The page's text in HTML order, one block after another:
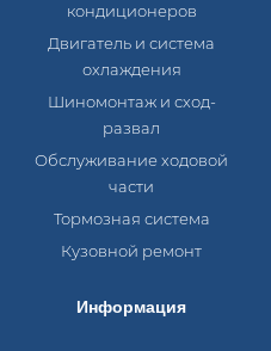
кондиционеров
Двигатель и система
охлаждения
Шиномонтаж и сход-
развал
Обслуживание ходовой
части
Тормозная система
Кузовной ремонт
Информация